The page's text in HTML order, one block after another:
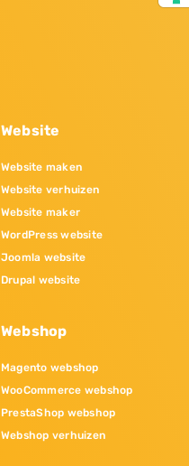
Website
Website maken
Website verhuizen
Website maker
WordPress website
Joomla website
Drupal website
Webshop
Magento webshop
WooCommerce webshop
PrestaShop webshop
Webshop verhuizen